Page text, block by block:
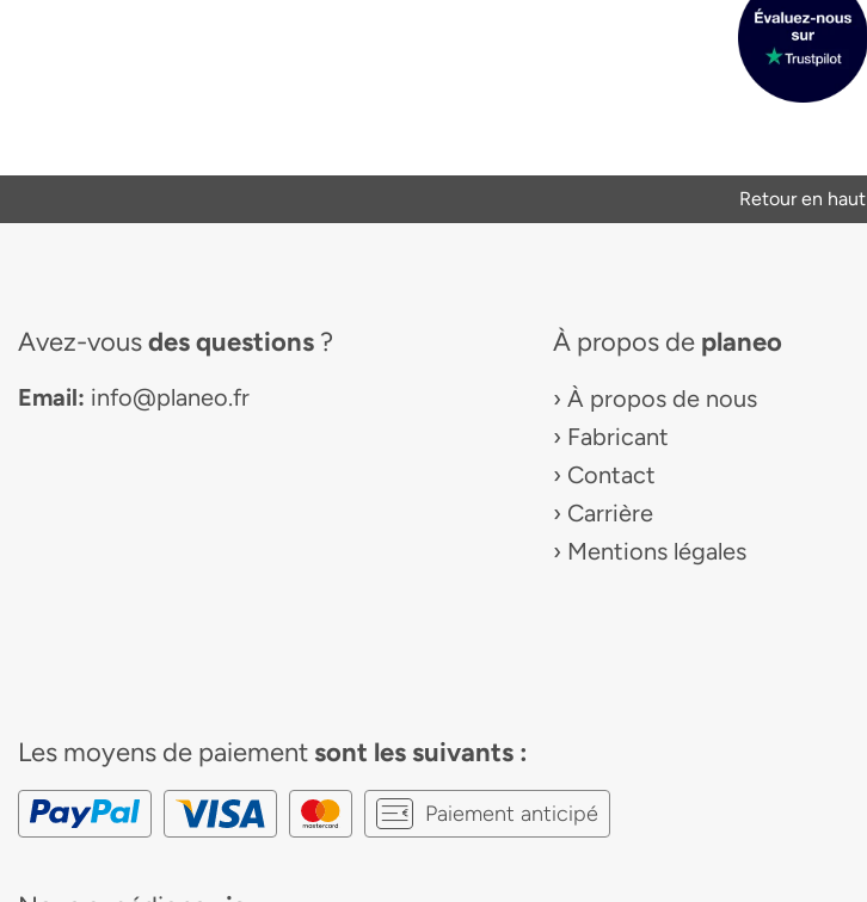
Retour en haut
Avez-vousdes questions ?
Email: info@planeo.fr
À propos de planeo
À propos de nous
Fabricant
Contact
Carrière
Mentions légales
Les moyens de paiement sont les suivants :
Paiement anticipé